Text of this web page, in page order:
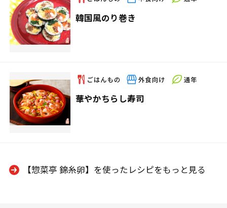
韓国風のり巻き
華やかちらし寿司
【惣菜亭 錦糸卵】を使ったレシピをもっと見る